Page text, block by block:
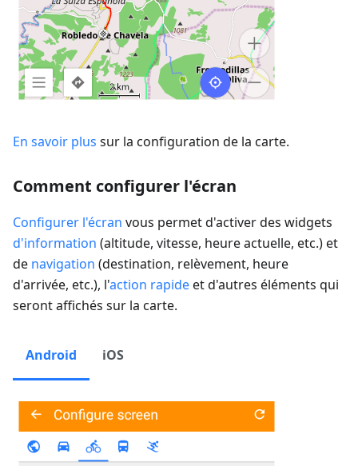
En savoir plus sur la configuration de la carte.
Comment configurer l'écran
Configurer l'écran vous permet d'activer des widgets
d'information (altitude, vitesse, heure actuelle, etc.) et
de navigation (destination, relèvement, heure
d'arrivée, etc.), l'action rapideet d'autres éléments qui
seront affichés sur la carte.
Android iOS